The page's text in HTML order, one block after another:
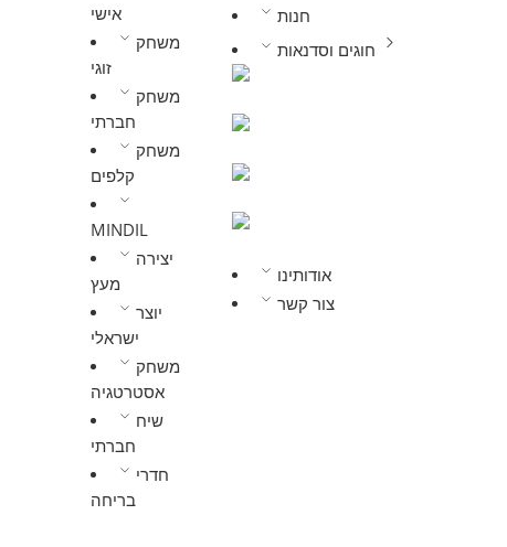
אישי
משחק
זוגי
משחק
חברתי
משחק
קלפים
MINDIL
יצירה
מעץ
יוצר
ישראלי
משחק
אסטרטגיה
שיח
חברתי
חדרי
בריחה
חנות
חוגים וסדנאות
אודותינו
צור קשר